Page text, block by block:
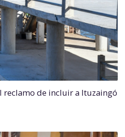
reclamo de incluir a Ituzaingó